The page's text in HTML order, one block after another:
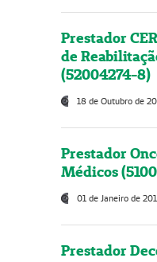
Prestador
de
(52004274-8)
18 de Outubro de
Prestador
Médicos
01 de Janeiro de
Prestador